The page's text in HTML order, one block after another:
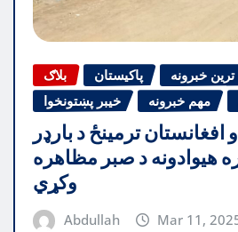
بلاګ پاکیستان
ترین خبرونه
خیبر پښتونخوا
مهم خبرونه
افغانستان ترمینځ د بارډر
هیوادونه د صبر مظاهره
وکړي
Abdullah Mar 11,